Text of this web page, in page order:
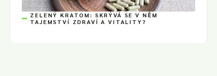
ZELENÝ KRATOM: SKRÝVÁ SE V NĚM
TAJEMSTVÍ ZDRAVÍ A VITALITY?